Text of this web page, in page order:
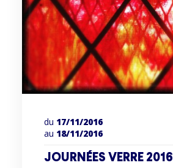
du 17/11/2016
au 18/11/2016
JOURNÉES VERRE 2016